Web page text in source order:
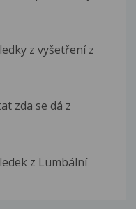
z vyšetření z
zda se dá z
z Lumbální